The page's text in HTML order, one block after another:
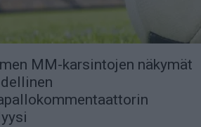
MM-karsintojen näkymät